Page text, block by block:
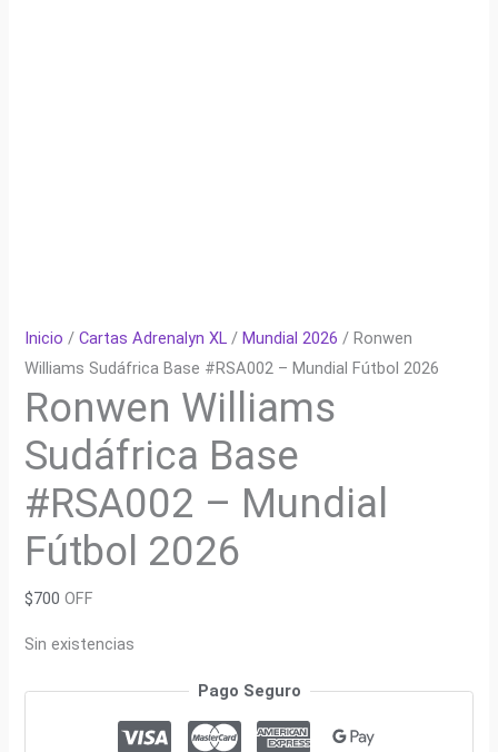
Inicio /Cartas Adrenalyn XL /Mundial 2026 / Ronwen
Williams Sudáfrica Base #RSA002 – Mundial Fútbol 2026
Ronwen Williams
Sudáfrica Base
#RSA002 – Mundial
Fútbol 2026
$700 OFF
Sin existencias
Pago Seguro